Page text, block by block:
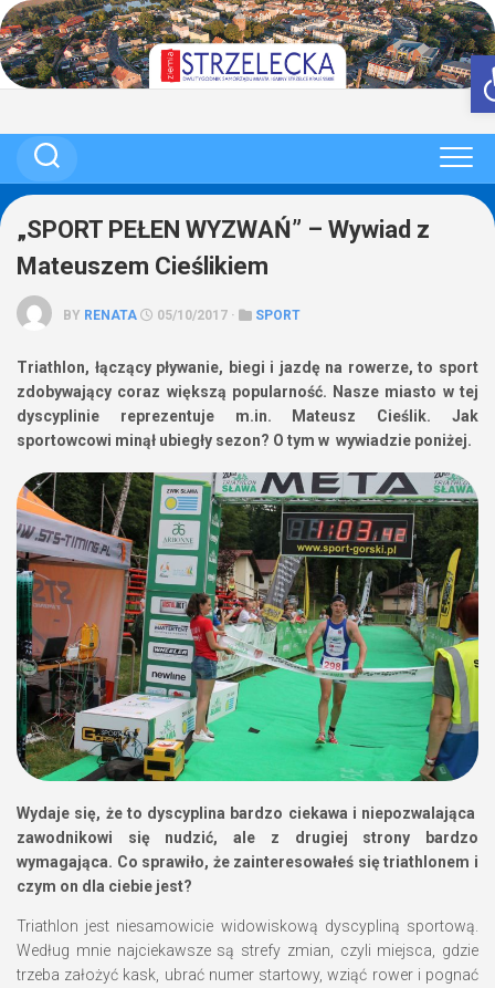
Skip
to
content
„SPORT PEŁEN WYZWAŃ” – Wywiad z
Mateuszem Cieślikiem
BY RENATA 05/10/2017 · SPORT
Triathlon, łączący pływanie, biegi i jazdę na rowerze, to sport
zdobywający coraz większą popularność. Nasze miasto w tej
dyscyplinie reprezentuje m.in. Mateusz Cieślik. Jak
sportowcowi minął ubiegły sezon? O tym w wywiadzie poniżej.
Wydaje się, że to dyscyplina bardzo ciekawa i niepozwalająca
zawodnikowi się nudzić, ale z drugiej strony bardzo
wymagająca. Co sprawiło, że zainteresowałeś się triathlonem i
czym on dla ciebie jest?
Triathlon jest niesamowicie widowiskową dyscypliną sportową.
Według mnie najciekawsze są strefy zmian, czyli miejsca, gdzie
trzeba założyć kask, ubrać numer startowy, wziąć rower i pognać